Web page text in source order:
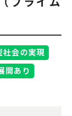
会の実現
開あり